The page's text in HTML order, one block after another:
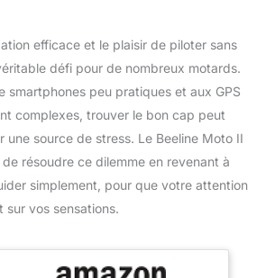
efficace et le plaisir de piloter sans
défi pour de nombreux motards.
smartphones peu pratiques et aux GPS
complexes, trouver le bon cap peut
une source de stress. Le Beeline Moto II
résoudre ce dilemme en revenant à
simplement, pour que votre attention
sur vos sensations.